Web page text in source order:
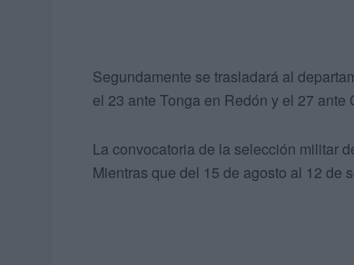
Segundamente se trasladará al
el 23 ante Tonga en Redón y el 27 ante
La convocatoria de la selección militar
Mientras que del 15 de agosto al 12 de